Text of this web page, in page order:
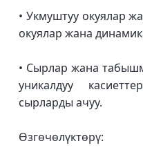
• Укмуштуу окуялар
окуялар жана
• Сырлар жана
уникалдуу
сырларды ачуу.
Өзгөчөлүктөрү: